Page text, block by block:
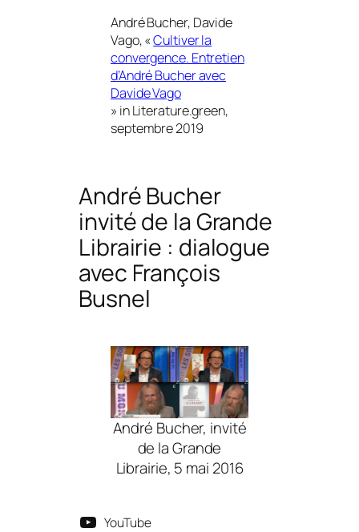
André Bucher, Davide
Vago, «Cultiver la
convergence. Entretien
d’André Bucher avec
Davide Vago
» inLiterature.green,
septembre 2019
André Bucher
invité de la Grande
Librairie : dialogue
avec François
Busnel
André Bucher, invité
de la Grande
Librairie, 5 mai 2016
YouTube